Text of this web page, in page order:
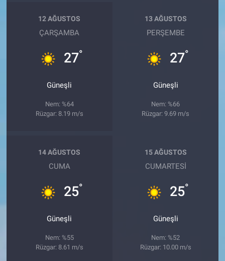
12 AĞUSTOS
ÇARŞAMBA
27°
Güneşli
Nem: %64
Rüzgar: 8.19 m/s
13 AĞUSTOS
PERŞEMBE
27°
Güneşli
Nem: %66
Rüzgar: 9.69 m/s
14 AĞUSTOS
CUMA
25°
Güneşli
Nem: %55
Rüzgar: 8.61 m/s
15 AĞUSTOS
CUMARTESI
25°
Güneşli
Nem: %52
Rüzgar: 10.00 m/s